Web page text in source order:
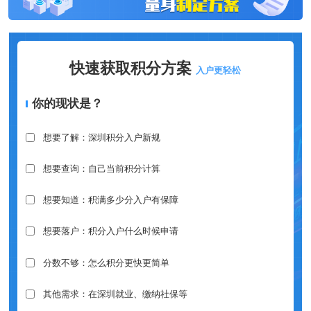
快速获取积分方案 入户更轻松
你的现状是？
想要了解：深圳积分入户新规
想要查询：自己当前积分计算
想要知道：积满多少分入户有保障
想要落户：积分入户什么时候申请
分数不够：怎么积分更快更简单
其他需求：在深圳就业、缴纳社保等